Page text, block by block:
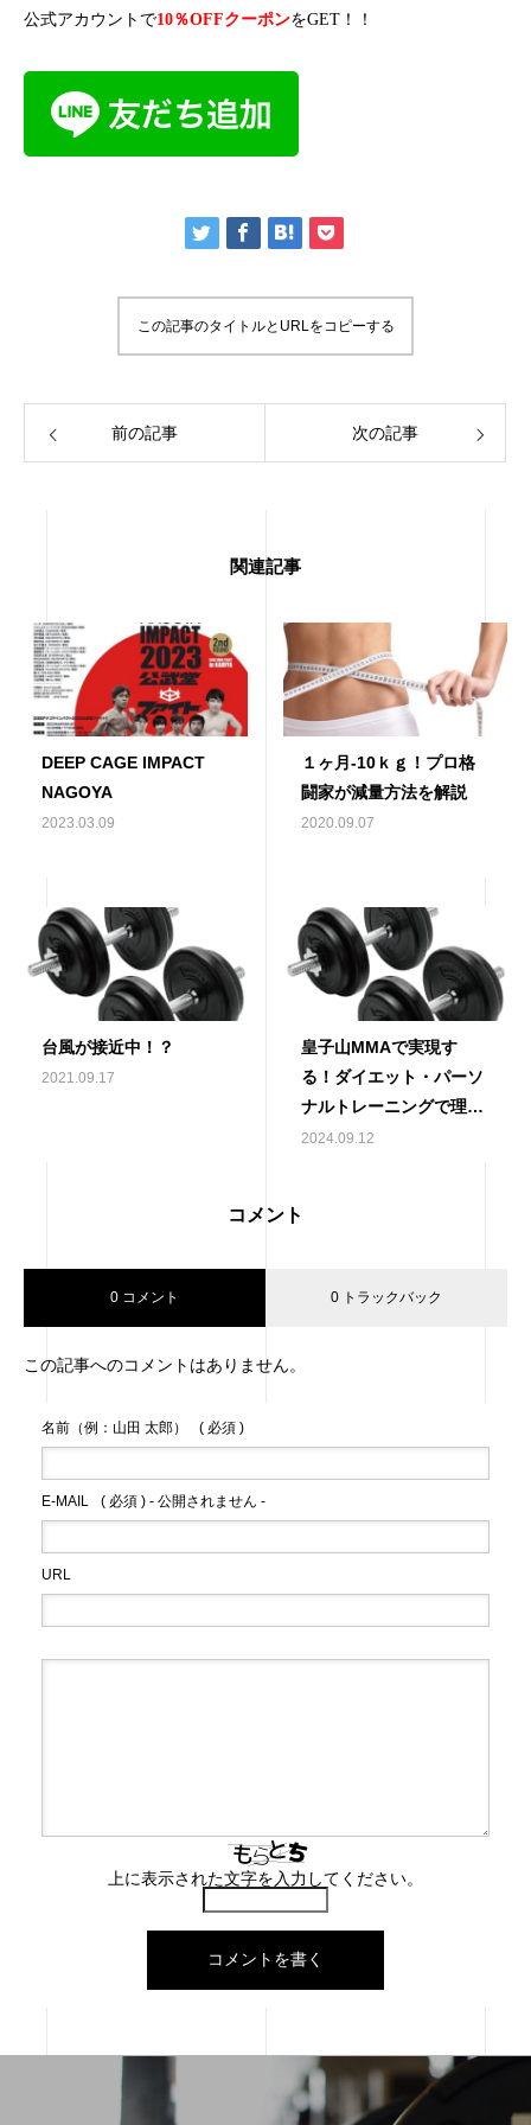
公式アカウントで10％OFFクーポンをGET！！
この記事のタイトルとURLをコピーする
前の記事 次の記事
関連記事
DEEP CAGE IMPACT
NAGOYA
2023.03.09
１ヶ月-10ｋｇ！プロ格
闘家が減量方法を解説
2020.09.07
台風が接近中！？
2021.09.17
皇子山MMAで実現す
る！ダイエット・パーソ
ナルトレーニングで理想
のボディーメイクと痩身
2024.09.12
コメント
0 コメント 0 トラックバック
この記事へのコメントはありません。
名前（例：山田 太郎） ( 必須 )
E-MAIL ( 必須 ) - 公開されません -
URL
上に表示された文字を入力してください。